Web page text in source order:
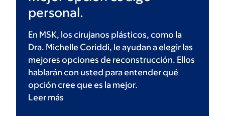
personal.
En MSK, los cirujanos plásticos, como la
Dra. Michelle Coriddi, le ayudan a elegir las
mejores opciones de reconstrucción. Ellos
hablarán con usted para entender qué
opción cree que es la mejor.
Leer más